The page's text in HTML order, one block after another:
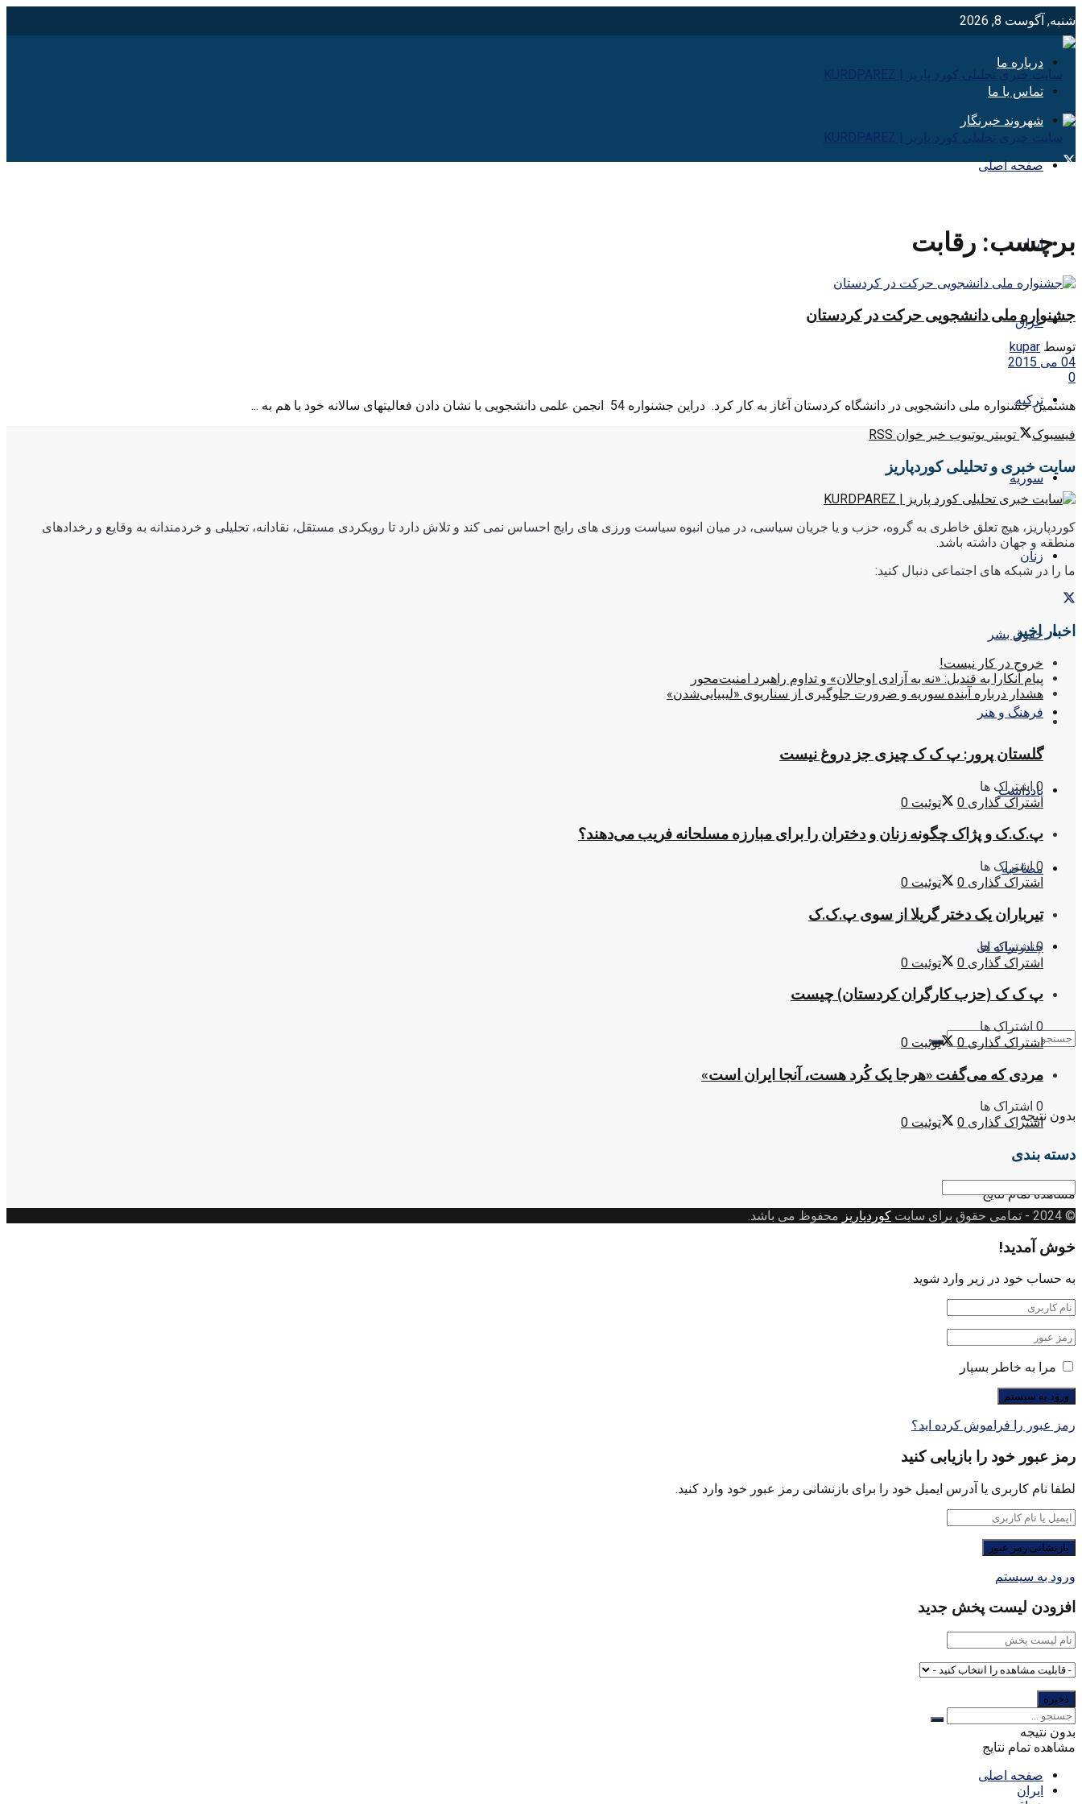
شنبه, آگوست 8, 2026
درباره ما
تماس با ما
شهروند خبرنگار
صفحه اصلی
ایران
عراق
ترکیه
سوریه
زنان
حقوق بشر
فرهنگ و هنر
یادداشت
مصاحبه
چندرسانه ای
بدون نتیجه
مشاهده تمام نتایج
برچسب: رقابت
جشنواره ملی دانشجویی حرکت در کردستان
توسط kupar
04 می 2015
0
هشتمین جشنواره ملی دانشجویی در دانشگاه کردستان آغاز به کار کرد. دراین جشنواره 54 انجمن علمی دانشجویی با نشان دادن فعالیتهای سالانه خود با هم به ...
فیسبوک
توییتر یوتیوب خبر خوان RSS
سایت خبری و تحلیلی کوردپاریز
کوردپاریز، هیچ تعلق خاطری به گروه، حزب و یا جریان سیاسی، در میان انبوه سیاست ورزی های رایج احساس نمی کند و تلاش دارد تا رویکردی مستقل، نقادانه، تحلیلی و خردمندانه به وقایع و رخدادهای
منطقه و جهان داشته باشد.
ما را در شبکه های اجتماعی دنبال کنید:
اخبار اخیر
خروج در کار نیست!
پیام آنکارا به قندیل: «نه به آزادی اوجالان» و تداوم راهبرد امنیت‌محور
هشدار درباره آینده سوریه و ضرورت جلوگیری از سناریوی «لیبیایی‌شدن»
گلستان پرور: پ ک ک چیزی جز دروغ نیست
0 اشتراک ها
اشتراک گذاری 0 توئیت 0
پ.ک.ک و پژاک چگونه زنان و دختران را برای مبارزه مسلحانه فریب می‌دهند؟
0 اشتراک ها
اشتراک گذاری 0 توئیت 0
تیرباران یک دختر گریلا از سوی پ.ک.ک
0 اشتراک ها
اشتراک گذاری 0 توئیت 0
پ ک ک (حزب کارگران کردستان) چیست
0 اشتراک ها
اشتراک گذاری 0 توئیت 0
مردی که می‌گفت «هرجا یک کُرد هست، آنجا ایران است»
0 اشتراک ها
اشتراک گذاری 0 توئیت 0
دسته بندی
دسته
بندی
© 2024
- تمامی حقوق برای سایت کوردپاریز محفوظ می باشد.
خوش آمدید!
به حساب خود در زیر وارد شوید
مرا به خاطر بسپار
رمز عبور را فراموش کرده اید؟
رمز عبور خود را بازیابی کنید
لطفا نام کاربری یا آدرس ایمیل خود را برای بازنشانی رمز عبور خود وارد کنید.
ورود به سیستم
افزودن لیست پخش جدید
بدون نتیجه
مشاهده تمام نتایج
صفحه اصلی
ایران